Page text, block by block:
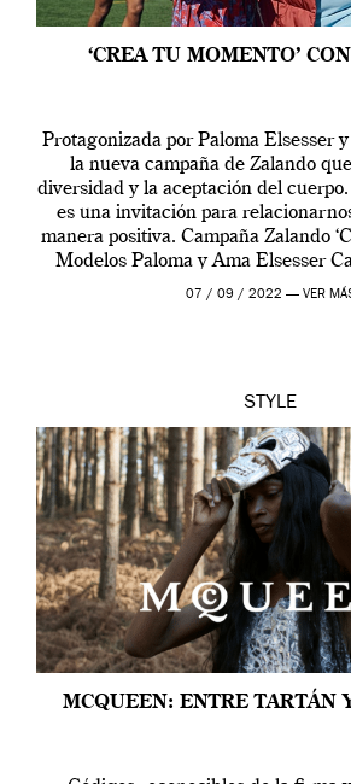
‘CREA TU MOMENTO’
Protagonizada por Paloma Elsesser
la nueva campaña de Zalando
diversidad y la aceptación del cuerpo.
es una invitación para
manera positiva. Campaña Zalando
Modelos Paloma y Ama Elsesser
outfit, cada momento,
07 / 09 / 2022 — VER
STYLE
MCQUEEN: ENTRE TARTÁN